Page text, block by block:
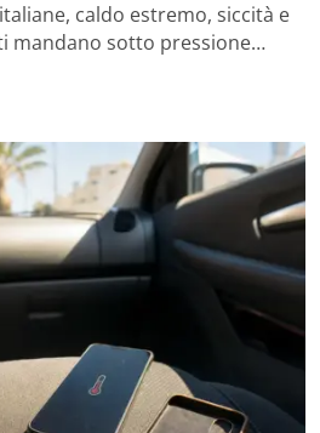
caldo estremo, siccità e
mandano sotto pressione…